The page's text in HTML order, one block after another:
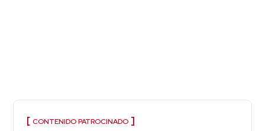
CONTENIDO PATROCINADO